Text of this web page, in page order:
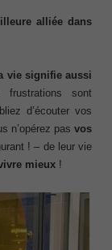
alliée dans
vie signifie aussi
sont
d’écouter vos
n’opérez pas vos
! – de leur vie
mieux !